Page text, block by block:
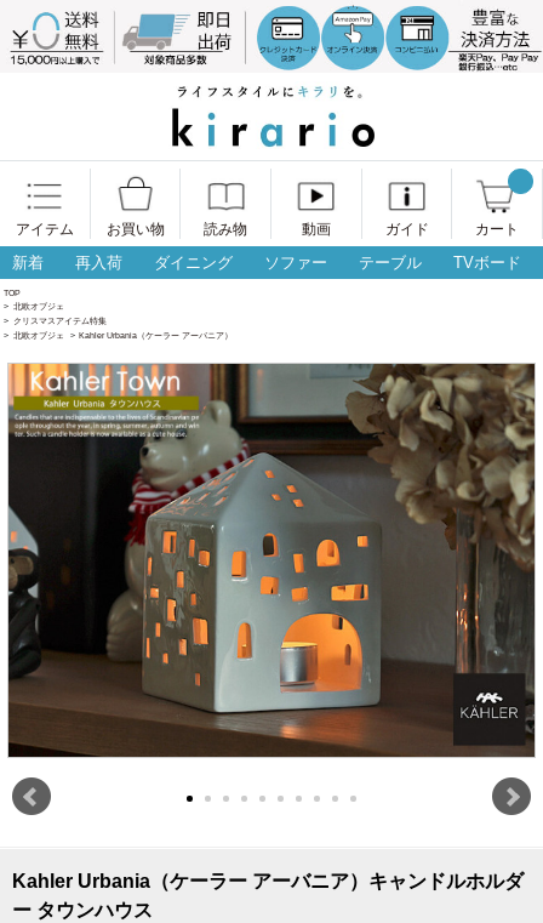
アイテム お買い物 読み物 動画 ガイド カート
新着 再入荷 ダイニング ソファー テーブル TVボード
TOP
> 北欧オブジェ
> クリスマスアイテム特集
> 北欧オブジェ > Kahler Urbania（ケーラー アーバニア）
Kahler Urbania（ケーラー アーバニア）キャンドルホルダ
ー タウンハウス